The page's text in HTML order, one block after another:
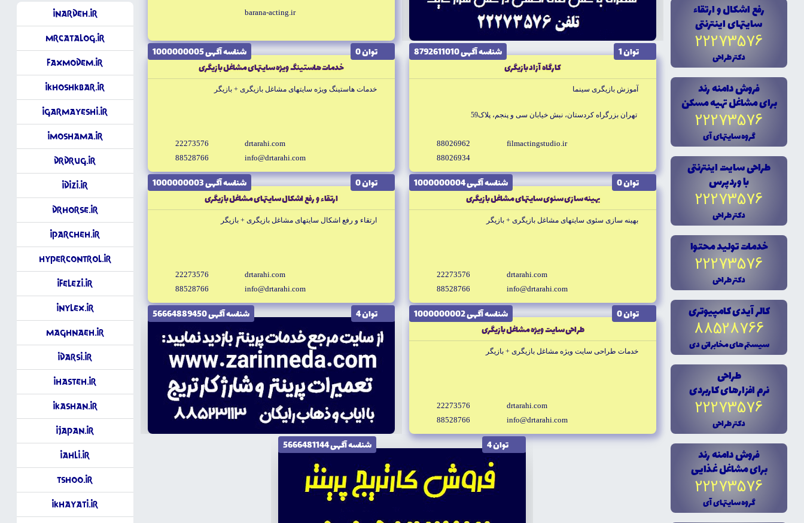
رفع اشکال و ارتقاء
سايتهاى اينترنتى
22273576
دکتر طراحى
فروش دامنه رند
براى مشاغل تهيه مسکن
22273576
گروه سايتهاى آى
طراحى سايت اينترنتى
با وردپرس
22273576
دکتر طراحى
خدمات توليد محتوا
22273576
دکتر طراحى
کالر آيدى کامپيوترى
88528766
سيستم هاى مخابراتى دى
طراحى
نرم افزارهاى کاربردى
22273576
دکتر طراحى
فروش دامنه رند
براى مشاغل غذايى
22273576
گروه سايتهاى آى
barana-acting.ir
توان 1
شناسه آگهى 8792611010
كارگاه آزاد بازيگرى
آموزش بازيگرى سينما
تهران بزرگراه كردستان، نبش خيابان سى و پنجم، پلاک59
filmactingstudio.ir
88026962
88026934
توان 0
شناسه آگهى 1000000005
خدمات هاستينگ ويژه سايتهاى مشاغل بازيگرى
خدمات هاستينگ ويژه سايتهاى مشاغل بازيگرى + بازيگر
drtarahi.com
info@drtarahi.com
22273576
88528766
توان 0
شناسه آگهى 1000000004
بهينه سازى سئوى سايتهاى مشاغل بازيگرى
بهينه سازى سئوى سايتهاى مشاغل بازيگرى + بازيگر
drtarahi.com
info@drtarahi.com
22273576
88528766
توان 0
شناسه آگهى 1000000003
ارتقاء و رفع اشکال سايتهاى مشاغل بازيگرى
ارتقاء و رفع اشکال سايتهاى مشاغل بازيگرى + بازيگر
drtarahi.com
info@drtarahi.com
22273576
88528766
توان 0
شناسه آگهى 1000000002
طراحى سايت ويژه مشاغل بازيگرى
خدمات طراحى سايت ويژه مشاغل بازيگرى + بازيگر
drtarahi.com
info@drtarahi.com
22273576
88528766
توان 4 شناسه آگهى 56664889450
توان 4 شناسه آگهى 5666481144
iNardeh.ir
MrCatalog.ir
FaxModem.ir
iKhoshkbar.ir
iGarmayeshi.ir
iMoshama.ir
DrDrug.ir
iDizi.ir
DrHorse.ir
iParcheh.ir
HyperControl.ir
iFelezi.ir
iNylex.ir
Maghnaeh.ir
iDarsi.ir
iHasteh.ir
iKashan.ir
iJapan.ir
iAhli.ir
tShoo.ir
iKhayati.ir